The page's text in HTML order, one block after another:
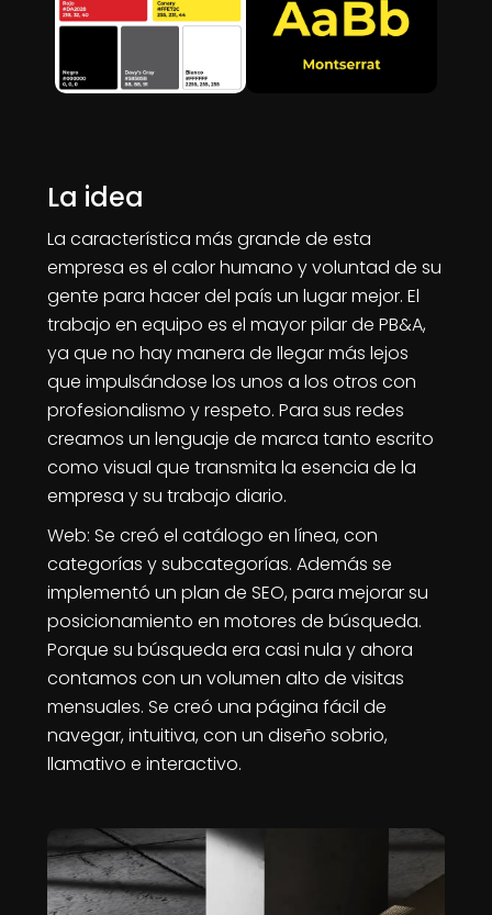
La idea
La característica más grande de esta
empresa es el calor humano y voluntad de su
gente para hacer del país un lugar mejor. El
trabajo en equipo es el mayor pilar de PB&A,
ya que no hay manera de llegar más lejos
que impulsándose los unos a los otros con
profesionalismo y respeto. Para sus redes
creamos un lenguaje de marca tanto escrito
como visual que transmita la esencia de la
empresa y su trabajo diario.
Web: Se creó el catálogo en línea, con
categorías y subcategorías. Además se
implementó un plan de SEO, para mejorar su
posicionamiento en motores de búsqueda.
Porque su búsqueda era casi nula y ahora
contamos con un volumen alto de visitas
mensuales. Se creó una página fácil de
navegar, intuitiva, con un diseño sobrio,
llamativo e interactivo.